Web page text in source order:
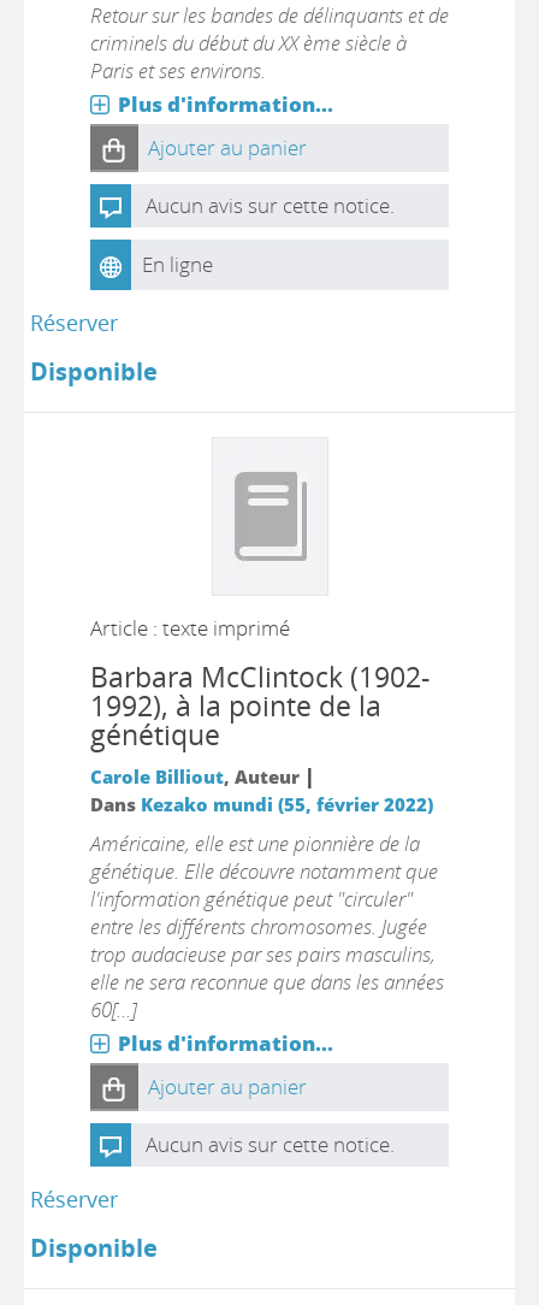
Retour sur les bandes de délinquants et de
criminels du début du XX ème siècle à
Paris et ses environs.
Plus d'information...
Ajouter au panier
Aucun avis sur cette notice.
En ligne
Réserver
Disponible
Article : texte imprimé
Barbara McClintock (1902-
1992), à la pointe de la
génétique
Carole Billiout, Auteur |
Dans Kezako mundi (55, février 2022)
Américaine, elle est une pionnière de la
génétique. Elle découvre notamment que
l'information génétique peut "circuler"
entre les différents chromosomes. Jugée
trop audacieuse par ses pairs masculins,
elle ne sera reconnue que dans les années
60[...]
Plus d'information...
Ajouter au panier
Aucun avis sur cette notice.
Réserver
Disponible